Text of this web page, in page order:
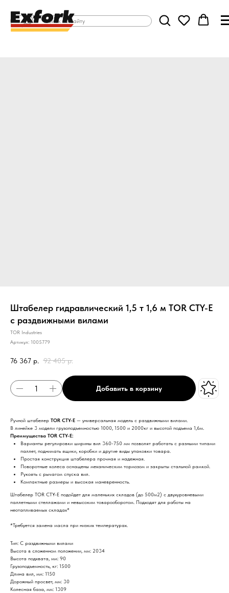
Штабелер гидравлический 1,5 т 1,6 м TOR CTY-E
с раздвижными вилами
TOR Industries
Артикул: 1005779
76 367 р. 92 405 р.
Добавить в корзину
Ручной штабелер TOR CTY-E — универсальная модель с раздвижными вилами.
В линейке 3 модели грузоподъемностью 1000, 1500 и 2000кг и высотой подъема 1,6м.
Преимущества TOR CTY-E:
Варианты регулировки ширины вил 360-750 мм позволят работать с разными типами
паллет, поднимать ящики, коробки и другие виды упаковки товара.
Простая конструкция штабелера прочная и надежная.
Поворотные колеса оснащены механическим тормозом и закрыты стальной рамкой.
Рукоять с рычагом спуска вил.
Компактные размеры и высокая маневренность.
Штабелер TOR CTY-E подойдет для маленьких складов (до 500м2) с двухуровневыми
паллетными стеллажами и невысоким товарооборотом. Подходят для работы на
неотапливаемых складах*
*Требуется замена масла при низких температурах.
Тип: С раздвижными вилами
Высота в сложенном положении, мм: 2034
Высота подхвата, мм: 90
Грузоподъемность, кг: 1500
Длина вил, мм: 1150
Дорожный просвет, мм: 30
Колесная база, мм: 1309